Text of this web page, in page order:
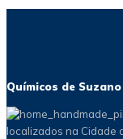
Químicos de Suzano
localizados na Cidade